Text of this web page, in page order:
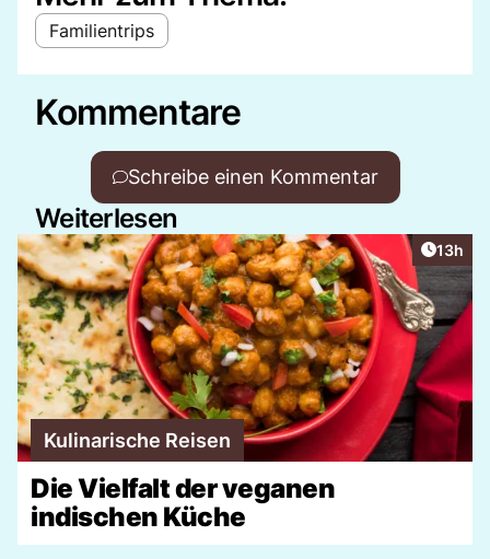
Familientrips
Kommentare
Schreibe einen Kommentar
Weiterlesen
Artikel
13h
Kulinarische Reisen
Die Vielfalt der veganen
indischen Küche